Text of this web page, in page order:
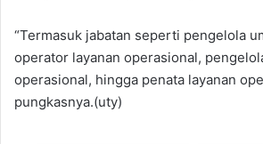
“Termasuk jabatan seperti pengelola
operator layanan operasional,
operasional, hingga penata layanan
pungkasnya.(uty)